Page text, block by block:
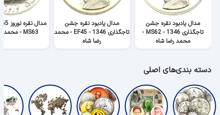
مدال یادبود نقره جشن
تاجگذاری 1346 - MS62 -
محمد رضا شاه
مدال یادبود نقره جشن
تاجگذاری 1346 - EF45 - محمد
رضا شاه
MS63 - محمد رضا شاه
دسته بندی‌های اصلی